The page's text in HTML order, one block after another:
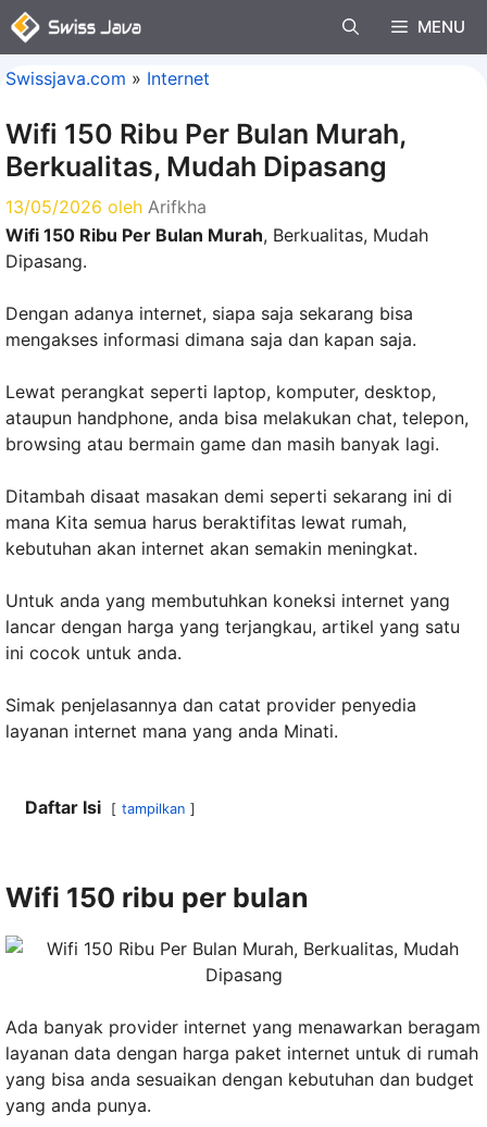
Langsung
ke
MENU
Swissjava.com » Internet
Wifi 150 Ribu Per Bulan Murah,
Berkualitas, Mudah Dipasang
13/05/2026 oleh Arifkha
Wifi 150 Ribu Per Bulan Murah, Berkualitas, Mudah
Dipasang.
Dengan adanya internet, siapa saja sekarang bisa
mengakses informasi dimana saja dan kapan saja.
Lewat perangkat seperti laptop, komputer, desktop,
ataupun handphone, anda bisa melakukan chat, telepon,
browsing atau bermain game dan masih banyak lagi.
Ditambah disaat masakan demi seperti sekarang ini di
mana Kita semua harus beraktifitas lewat rumah,
kebutuhan akan internet akan semakin meningkat.
Untuk anda yang membutuhkan koneksi internet yang
lancar dengan harga yang terjangkau, artikel yang satu
ini cocok untuk anda.
Simak penjelasannya dan catat provider penyedia
layanan internet mana yang anda Minati.
Daftar Isi tampilkan
Wifi 150 ribu per bulan
Ada banyak provider internet yang menawarkan beragam
layanan data dengan harga paket internet untuk di rumah
yang bisa anda sesuaikan dengan kebutuhan dan budget
yang anda punya.